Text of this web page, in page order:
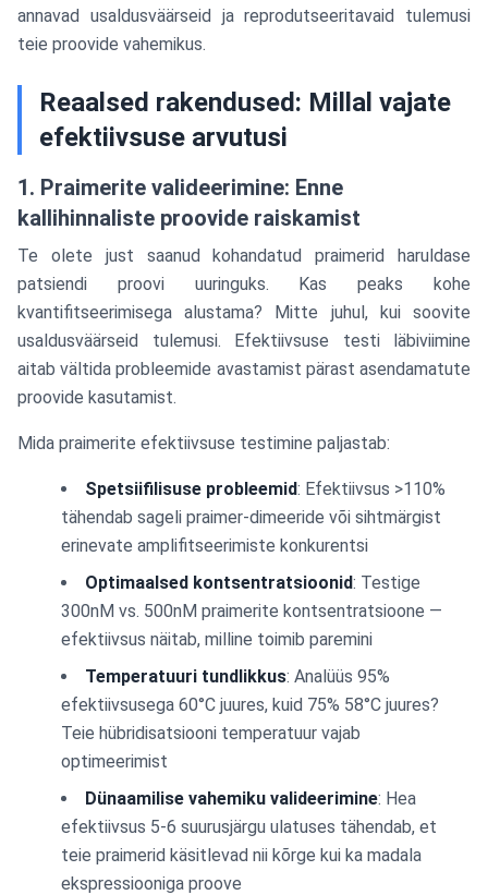
annavad usaldusväärseid ja reprodutseeritavaid tulemusi
teie proovide vahemikus.
Reaalsed rakendused: Millal vajate
efektiivsuse arvutusi
1. Praimerite valideerimine: Enne
kallihinnaliste proovide raiskamist
Te olete just saanud kohandatud praimerid haruldase
patsiendi proovi uuringuks. Kas peaks kohe
kvantifitseerimisega alustama? Mitte juhul, kui soovite
usaldusväärseid tulemusi. Efektiivsuse testi läbiviimine
aitab vältida probleemide avastamist pärast asendamatute
proovide kasutamist.
Mida praimerite efektiivsuse testimine paljastab:
Spetsiifilisuse probleemid: Efektiivsus >110%
tähendab sageli praimer-dimeeride või sihtmärgist
erinevate amplifitseerimiste konkurentsi
Optimaalsed kontsentratsioonid: Testige
300nM vs. 500nM praimerite kontsentratsioone —
efektiivsus näitab, milline toimib paremini
Temperatuuri tundlikkus: Analüüs 95%
efektiivsusega 60°C juures, kuid 75% 58°C juures?
Teie hübridisatsiooni temperatuur vajab
optimeerimist
Dünaamilise vahemiku valideerimine: Hea
efektiivsus 5-6 suurusjärgu ulatuses tähendab, et
teie praimerid käsitlevad nii kõrge kui ka madala
ekspressiooniga proove